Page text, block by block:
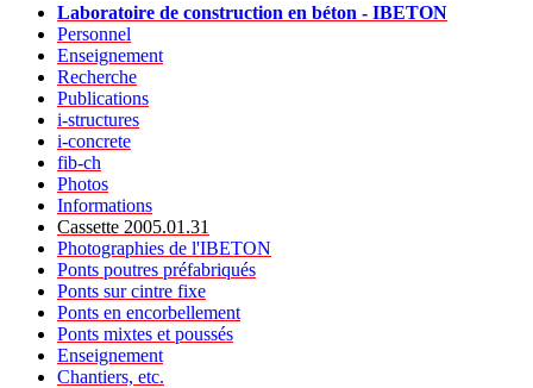
Laboratoire de construction en béton - IBETON
Personnel
Enseignement
Recherche
Publications
i-structures
i-concrete
fib-ch
Photos
Informations
Cassette 2005.01.31
Photographies de l'IBETON
Ponts poutres préfabriqués
Ponts sur cintre fixe
Ponts en encorbellement
Ponts mixtes et poussés
Enseignement
Chantiers, etc.